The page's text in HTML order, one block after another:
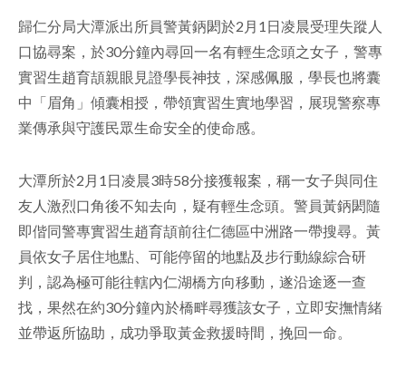
facebook
歸仁分局大潭派出所員警黃鈵閎於2月1日凌晨受理失蹤人
口協尋案，於30分鐘內尋回一名有輕生念頭之女子，警專
實習生趙育頡親眼見證學長神技，深感佩服，學長也將囊
中「眉角」傾囊相授，帶領實習生實地學習，展現警察專
業傳承與守護民眾生命安全的使命感。
大潭所於2月1日凌晨3時58分接獲報案，稱一女子與同住
友人激烈口角後不知去向，疑有輕生念頭。警員黃鈵閎隨
即偕同警專實習生趙育頡前往仁德區中洲路一帶搜尋。黃
員依女子居住地點、可能停留的地點及步行動線綜合研
判，認為極可能往轄內仁湖橋方向移動，遂沿途逐一查
找，果然在約30分鐘內於橋畔尋獲該女子，立即安撫情緒
並帶返所協助，成功爭取黃金救援時間，挽回一命。